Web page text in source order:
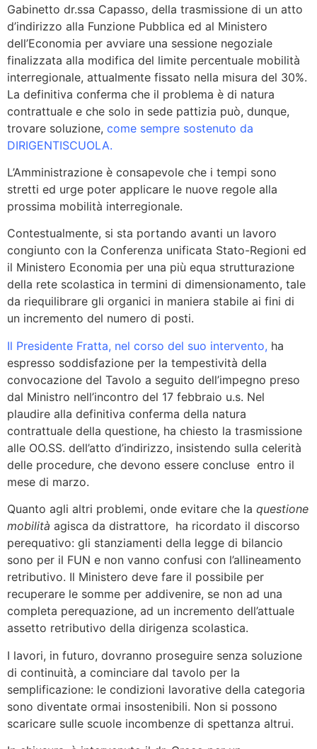
Gabinetto dr.ssa Capasso, della trasmissione di un atto
d’indirizzo alla Funzione Pubblica ed al Ministero
dell’Economia per avviare una sessione negoziale
finalizzata alla modifica del limite percentuale mobilità
interregionale, attualmente fissato nella misura del 30%.
La definitiva conferma che il problema è di natura
contrattuale e che solo in sede pattizia può, dunque,
trovare soluzione, come sempre sostenuto da
DIRIGENTISCUOLA.
L’Amministrazione è consapevole che i tempi sono
stretti ed urge poter applicare le nuove regole alla
prossima mobilità interregionale.
Contestualmente, si sta portando avanti un lavoro
congiunto con la Conferenza unificata Stato-Regioni ed
il Ministero Economia per una più equa strutturazione
della rete scolastica in termini di dimensionamento, tale
da riequilibrare gli organici in maniera stabile ai fini di
un incremento del numero di posti.
Il Presidente Fratta, nel corso del suo intervento, ha
espresso soddisfazione per la tempestività della
convocazione del Tavolo a seguito dell’impegno preso
dal Ministro nell’incontro del 17 febbraio u.s. Nel
plaudire alla definitiva conferma della natura
contrattuale della questione, ha chiesto la trasmissione
alle OO.SS. dell’atto d’indirizzo, insistendo sulla celerità
delle procedure, che devono essere concluse entro il
mese di marzo.
Quanto agli altri problemi, onde evitare che la questione
mobilità agisca da distrattore, ha ricordato il discorso
perequativo: gli stanziamenti della legge di bilancio
sono per il FUN e non vanno confusi con l’allineamento
retributivo. Il Ministero deve fare il possibile per
recuperare le somme per addivenire, se non ad una
completa perequazione, ad un incremento dell’attuale
assetto retributivo della dirigenza scolastica.
I lavori, in futuro, dovranno proseguire senza soluzione
di continuità, a cominciare dal tavolo per la
semplificazione: le condizioni lavorative della categoria
sono diventate ormai insostenibili. Non si possono
scaricare sulle scuole incombenze di spettanza altrui.